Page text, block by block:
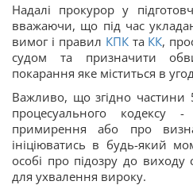
Надалі прокурор у
вважаючи, що під час
вимог і правил КПКта КК,
судом та призначити
покарання яке міститься в
Важливо, що згідно частини
процесуального кодексу
примирення або про
ініціюватись в будь-який
особі про підозру до виходу
для ухвалення вироку.